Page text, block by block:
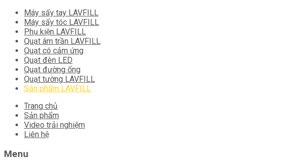
Máy sấy tay LAVFILL
Máy sấy tóc LAVFILL
Phụ kiện LAVFILL
Quạt âm trần LAVFILL
Quạt có cảm ứng
Quạt đèn LED
Quạt đường ống
Quạt tường LAVFILL
Sản phẩm LAVFILL
Skip
content
Trang chủ
Sản phẩm
Video trải nghiệm
Liên hệ
Menu